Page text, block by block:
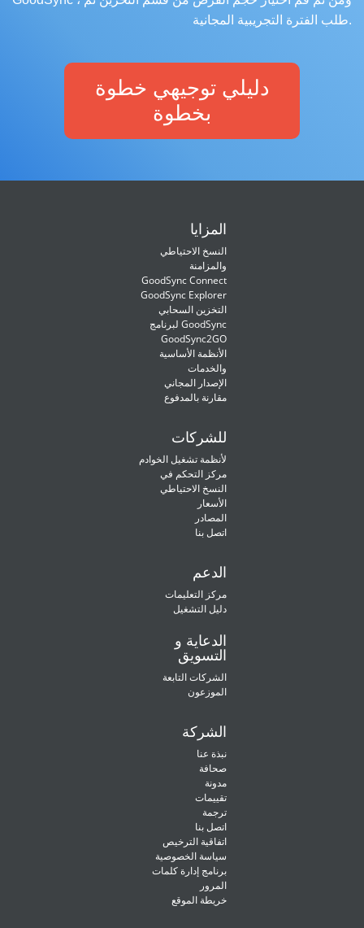
طلب الفترة التجريبية المجانية.
دليلي توجيهي خطوة
بخطوة
المزايا
النسخ الاحتياطي
والمزامنة
GoodSync Connect
GoodSync Explorer
التخزين السحابي
لبرنامج GoodSync
GoodSync2GO
الأنظمة الأساسية
والخدمات
الإصدار المجاني
مقارنة بالمدفوع
للشركات
لأنظمة تشغيل الخوادم
مركز التحكم في
النسخ الاحتياطي
الأسعار
المصادر
اتصل بنا
الدعم
مركز التعليمات
دليل التشغيل
الدعاية و
التسويق
الشركات التابعة
الموزعون
الشركة
نبذة عنا
صحافة
مدونة
تقييمات
ترجمة
اتصل بنا
اتفاقية الترخيص
سياسة الخصوصية
برنامج إدارة كلمات
المرور
خريطة الموقع